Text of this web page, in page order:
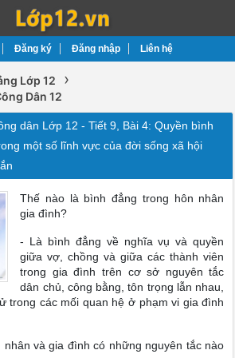
Đăng ký Đăng nhập Liên hệ
Lớp 12 ›
Dân 12
dân Lớp 12 - Tiết 9, Bài 4: Quyền bình
một số lĩnh vực của đời sống xã hội
Thế nào là bình đẳng trong hôn nhân
gia đình?
- Là bình đẳng về nghĩa vụ và quyền
giữa vợ, chồng và giữa các thành viên
trong gia đình trên cơ sở nguyên tắc
dân chủ, công bằng, tôn trọng lẫn nhau,
trong các mối quan hệ ở phạm vi gia đình
và gia đình có những nguyên tắc nào